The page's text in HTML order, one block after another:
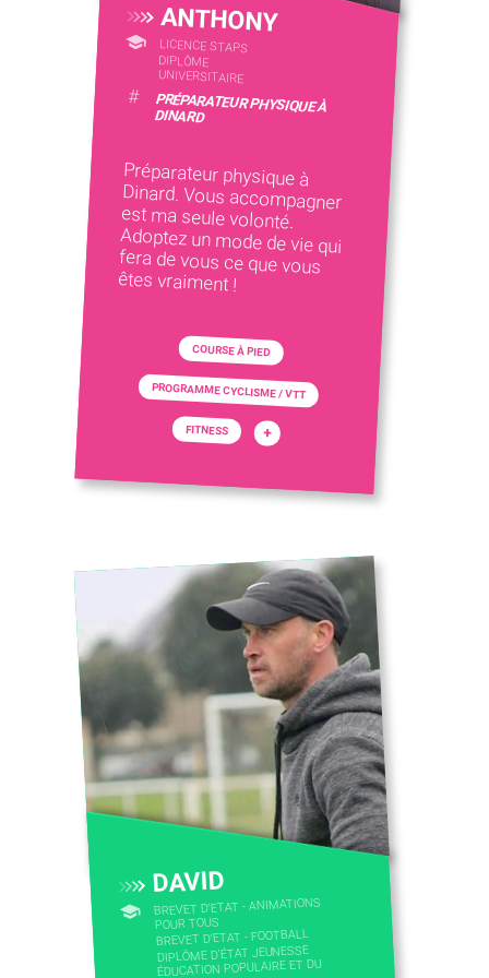
ANTHONY
LICENCE STAPS
DIPLÔME
UNIVERSITAIRE
# PRÉPARATEUR PHYSIQUE À
DINARD
Préparateur physique à
Dinard. Vous accompagner
est ma seule volonté.
Adoptez un mode de vie qui
fera de vous ce que vous
êtes vraiment !
COURSE À PIED
PROGRAMME CYCLISME / VTT
FITNESS +
DAVID
BREVET D'ETAT - ANIMATIONS
POUR TOUS
BREVET D'ETAT - FOOTBALL
DIPLÔME D'ÉTAT JEUNESSE
ÉDUCATION POPULAIRE ET DU